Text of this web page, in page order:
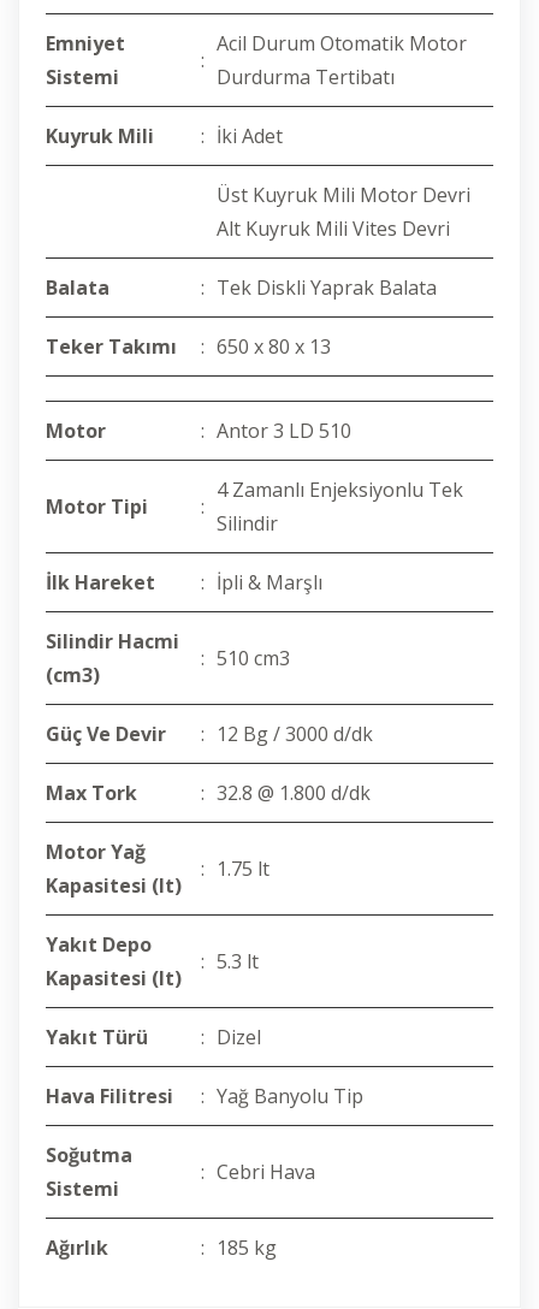
Emniyet
Sistemi
:
Acil Durum Otomatik Motor
Durdurma Tertibatı
Kuyruk Mili : İki Adet
Üst Kuyruk Mili Motor Devri
Alt Kuyruk Mili Vites Devri
Balata : Tek Diskli Yaprak Balata
Teker Takımı : 650 x 80 x 13
Motor : Antor 3 LD 510
Motor Tipi :
4 Zamanlı Enjeksiyonlu Tek
Silindir
İlk Hareket : İpli & Marşlı
Silindir Hacmi
(cm3)
: 510 cm3
Güç Ve Devir : 12 Bg / 3000 d/dk
Max Tork : 32.8 @ 1.800 d/dk
Motor Yağ
Kapasitesi (lt)
: 1.75 lt
Yakıt Depo
Kapasitesi (lt)
: 5.3 lt
Yakıt Türü : Dizel
Hava Filitresi : Yağ Banyolu Tip
Soğutma
Sistemi
: Cebri Hava
Ağırlık : 185 kg